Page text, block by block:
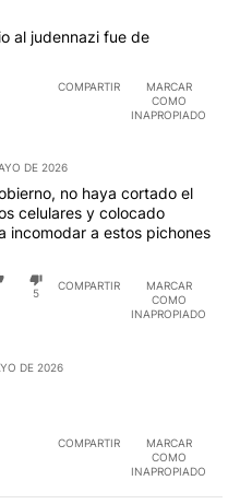
al judennazi fue de
COMPARTIR
MARCAR
COMO
INAPROPIADO
DE 2026
no haya cortado el
celulares y colocado
incomodar a estos pichones
5
COMPARTIR
MARCAR
COMO
INAPROPIADO
DE 2026
COMPARTIR
MARCAR
COMO
INAPROPIADO